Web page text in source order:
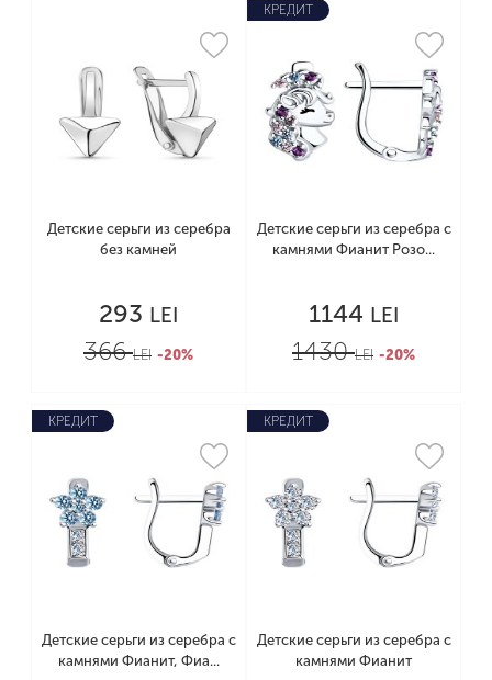
Детские серьги из серебра
без камней
293 LEI
366LEI -20%
КРЕДИТ
Детские серьги из серебра с
камнями Фианит Розо...
1144 LEI
1430LEI -20%
КРЕДИТ
Детские серьги из серебра с
камнями Фианит, Фиа...
КРЕДИТ
Детские серьги из серебра с
камнями Фианит